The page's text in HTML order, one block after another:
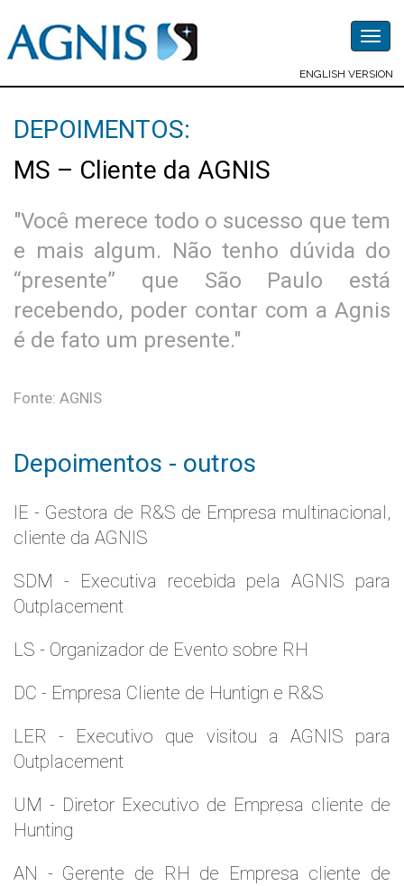
ENGLISH VERSION
DEPOIMENTOS:
MS – Cliente da AGNIS
"Você merece todo o sucesso que tem
e mais algum. Não tenho dúvida do
“presente” que São Paulo está
recebendo, poder contar com a Agnis
é de fato um presente."
Fonte: AGNIS
Depoimentos - outros
IE - Gestora de R&S de Empresa multinacional,
cliente da AGNIS
SDM - Executiva recebida pela AGNIS para
Outplacement
LS - Organizador de Evento sobre RH
DC - Empresa Cliente de Huntign e R&S
LER - Executivo que visitou a AGNIS para
Outplacement
UM - Diretor Executivo de Empresa cliente de
Hunting
AN - Gerente de RH de Empresa cliente de